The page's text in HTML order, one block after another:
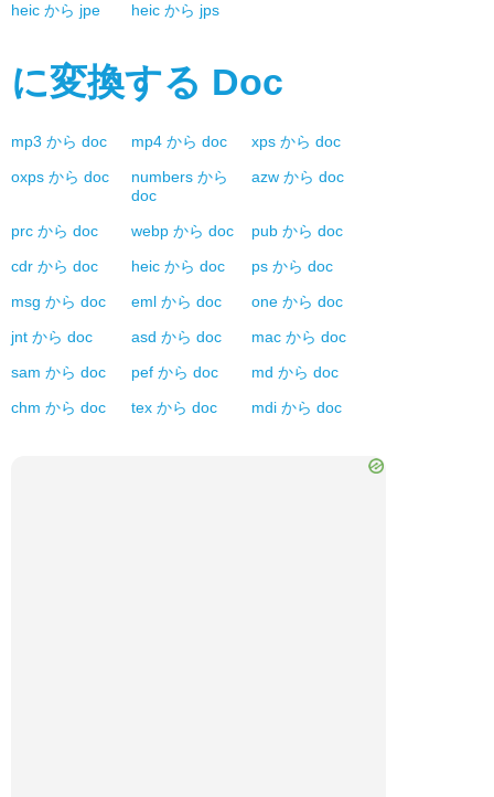
heic から jpe heic から jps
に変換する Doc
mp3 から doc mp4 から doc xps から doc
oxps から doc numbers から
doc
azw から doc
prc から doc webp から doc pub から doc
cdr から doc heic から doc ps から doc
msg から doc eml から doc one から doc
jnt から doc asd から doc mac から doc
sam から doc pef から doc md から doc
chm から doc tex から doc mdi から doc